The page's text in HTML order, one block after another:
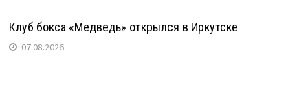
Клуб бокса «Медведь» открылся в Иркутске
07.08.2026